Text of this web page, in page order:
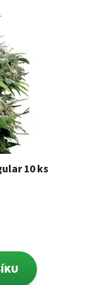
10 ks